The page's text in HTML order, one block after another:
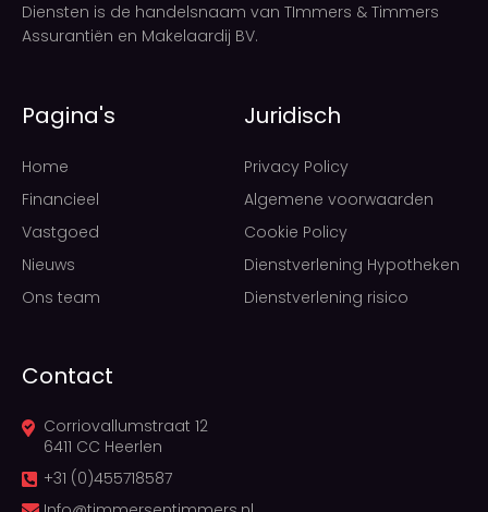
Diensten is de handelsnaam van TImmers & Timmers
Assurantiën en Makelaardij BV.
Pagina's
Home
Financieel
Vastgoed
Nieuws
Ons team
Juridisch
Privacy Policy
Algemene voorwaarden
Cookie Policy
Dienstverlening Hypotheken
Dienstverlening risico
Contact
Corriovallumstraat 12
6411 CC Heerlen
+31 (0)455718587